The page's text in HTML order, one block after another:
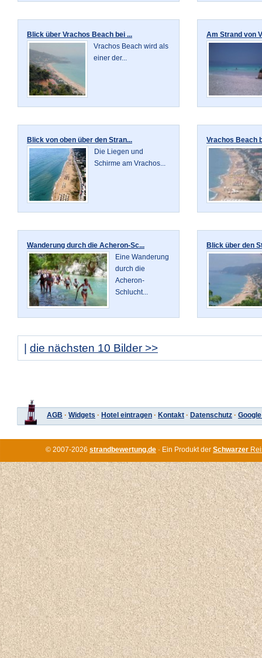
Blick über Vrachos Beach bei ...
Vrachos Beach wird als
einer der...
Am Strand von
Blick von oben über den Stran...
Die Liegen und
Schirme am Vrachos...
Vrachos Beach
Wanderung durch die Acheron-Sc...
Eine Wanderung
durch die
Acheron-
Schlucht...
Blick über den
die nächsten 10 Bilder >>
AGB · Widgets · Hotel eintragen · Kontakt · Datenschutz ·
© 2007-2026 strandbewertung.de · Ein Produkt der Schwarzer